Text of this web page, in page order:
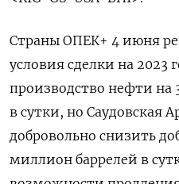
Страны ОПЕК+ 4 июня
условия сделки на 2023
производство нефти на
в сутки, но Саудовская
добровольно снизить
миллион баррелей в